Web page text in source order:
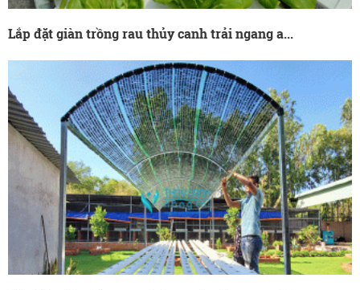
Lắp đặt giàn trồng rau thủy canh trải ngang a...